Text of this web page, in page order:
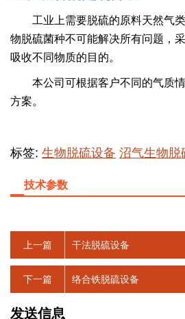
工业 上需要脱硫的原料天然气
物脱硫菌种不可能解决所有问题，
吸收不同物质的目的。
本公司可根据客户不同的气质
方案。
标签: 生物脱硫设备 沼气生物脱
技术参数
上一篇 干法脱硫设备
络合铁脱硫设备
下一篇
发送信息